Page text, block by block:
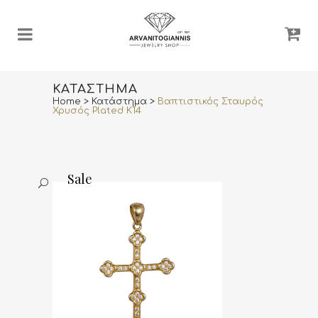
ΚΑΤΆΣΤΗΜΑ
Home > Κατάστημα > Βαπτιστικός Σταυρός
Χρυσός Plated Κ14
Sale